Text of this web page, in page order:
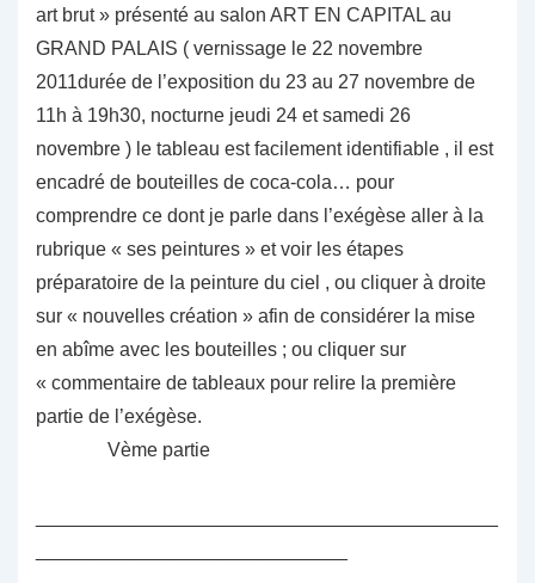
art brut » présenté au salon ART EN CAPITAL au
GRAND PALAIS ( vernissage le 22 novembre
2011durée de l’exposition du 23 au 27 novembre de
11h à 19h30, nocturne jeudi 24 et samedi 26
novembre ) le tableau est facilement identifiable , il est
encadré de bouteilles de coca-cola… pour
comprendre ce dont je parle dans l’exégèse aller à la
rubrique « ses peintures » et voir les étapes
préparatoire de la peinture du ciel , ou cliquer à droite
sur « nouvelles création » afin de considérer la mise
en abîme avec les bouteilles ; ou cliquer sur
« commentaire de tableaux pour relire la première
partie de l’exégèse.
Vème partie